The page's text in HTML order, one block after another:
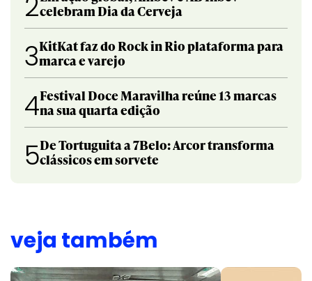
celebram Dia da Cerveja
3KitKat faz do Rock in Rio plataforma para
marca e varejo
4Festival Doce Maravilha reúne 13 marcas
na sua quarta edição
5De Tortuguita a 7Belo: Arcor transforma
clássicos em sorvete
veja também